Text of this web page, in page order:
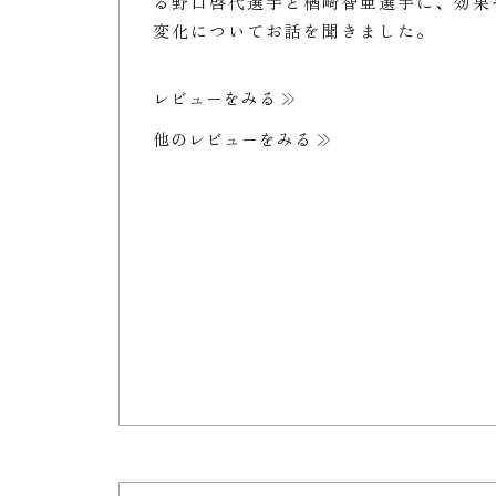
変化についてお話を聞きました。
レビューをみる
他のレビューをみる